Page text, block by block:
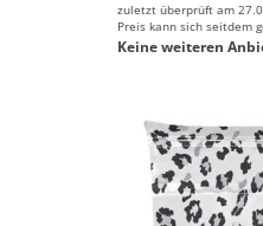
zuletzt überprüft am
Preis kann sich seitdem
Keine weiteren